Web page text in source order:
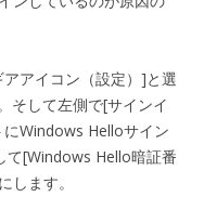
アイコン（設定）]と選
そして左側で[サインイ
Windows Helloサイン
て[Windows Hello暗証番
します。